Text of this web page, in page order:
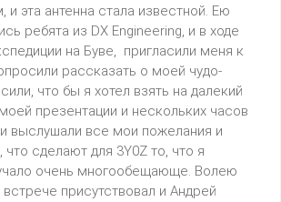
и эта антенна стала известной. Ею
ребята из DX Engineering, и в ходе
на Буве, пригласили меня к
рассказать о моей чудо-
что бы я хотел взять на далекий
презентации и нескольких часов
выслушали все мои пожелания и
что сделают для 3Y0Z то, что я
очень многообещающе. Волею
встрече присутствовал и Андрей